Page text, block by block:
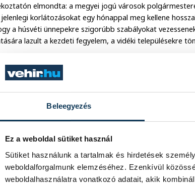
Beleegyezés
Ez a weboldal sütiket használ
Sütiket használunk a tartalmak és hirdetések
weboldalforgalmunk elemzéséhez. Ezenkívül
weboldalhasználatra vonatkozó adatait, akik
elmondta: a megyei jogú városok
korlátozásokat egy hónappal meg kellene
a húsvéti ünnepekre szigorúbb szabályokat
lazult a kezdeti fegyelem, a vidéki településekre